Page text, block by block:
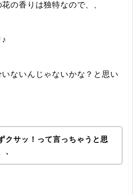
の香りは独特なので、、
ないんじゃないかな？と思い
クサッ！って言っちゃうと思
、